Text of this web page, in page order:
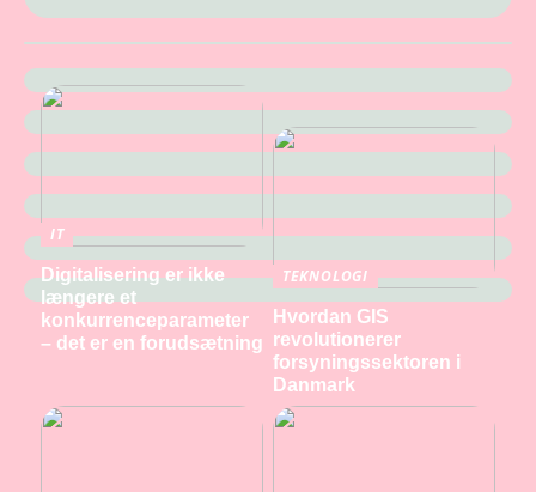
IT
Digitalisering er ikke
længere et
konkurrenceparameter
– det er en forudsætning
TEKNOLOGI
Hvordan GIS
revolutionerer
forsyningssektoren i
Danmark